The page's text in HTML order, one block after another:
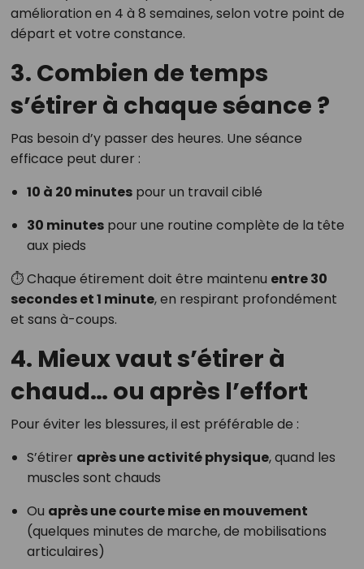
amélioration en 4 à 8 semaines, selon votre point de
départ et votre constance.
3. Combien de temps
s’étirer à chaque séance ?
Pas besoin d’y passer des heures. Une séance
efficace peut durer :
10 à 20 minutespour un travail ciblé
30 minutespour une routine complète de la tête
aux pieds
⏱️ Chaque étirement doit être maintenu entre 30
secondes et 1 minute, en respirant profondément
et sans à-coups.
4. Mieux vaut s’étirer à
chaud… ou après l’effort
Pour éviter les blessures, il est préférable de :
S’étirer après une activité physique, quand les
muscles sont chauds
Ou après une courte mise en mouvement
(quelques minutes de marche, de mobilisations
articulaires)